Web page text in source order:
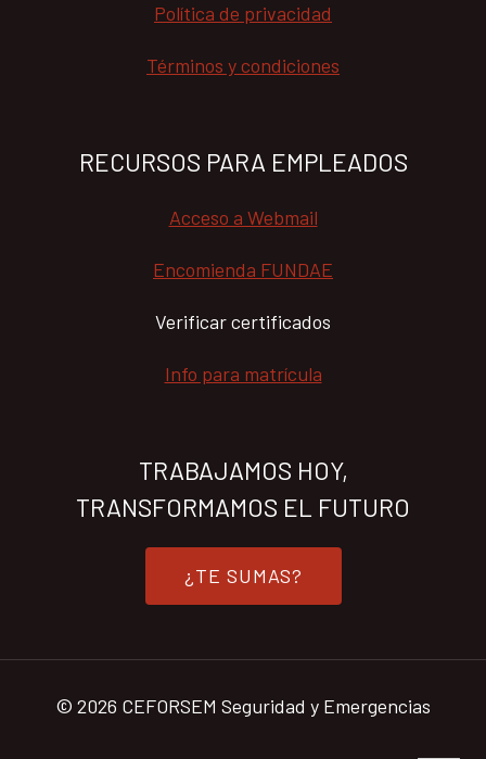
Política de privacidad
Términos y condiciones
RECURSOS PARA EMPLEADOS
Acceso a Webmail
Encomienda FUNDAE
Verificar certificados
Info para matrícula
TRABAJAMOS HOY,
TRANSFORMAMOS EL FUTURO
¿TE SUMAS?
© 2026 CEFORSEM Seguridad y Emergencias